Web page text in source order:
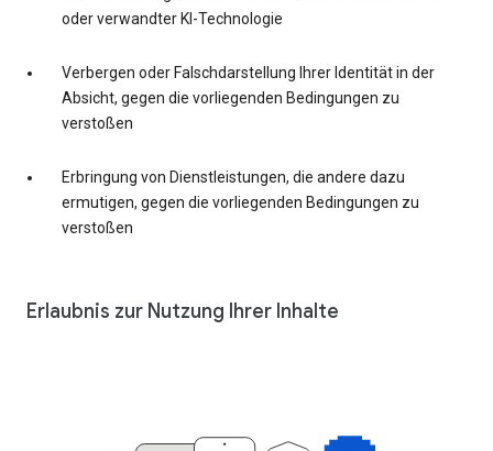
oder verwandter KI-Technologie
Verbergen oder Falschdarstellung Ihrer Identität in der
Absicht, gegen die vorliegenden Bedingungen zu
verstoßen
Erbringung von Dienstleistungen, die andere dazu
ermutigen, gegen die vorliegenden Bedingungen zu
verstoßen
Erlaubnis zur Nutzung Ihrer Inhalte